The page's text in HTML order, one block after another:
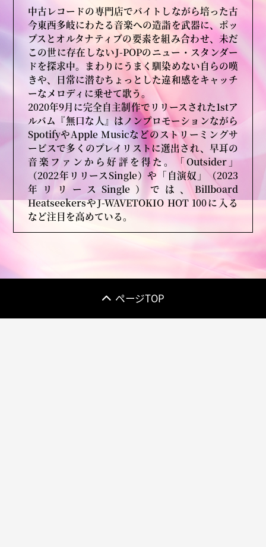
中古レコードの専門店でバイトしながら培った古
今東西多岐にわたる音楽への造詣を武器に、ポッ
プスとオルタナティブの要素を組み合わせ、未だ
この世に存在しないJ-POPのニュー・スタンダー
ドを探求中。まわりにうまく馴染めない自らの嘆
きや、日常に潜むちょっとした違和感をキャッチ
ーなメロディに乗せて歌う。
2020年9月に完全自主制作でリリースされた1stア
ルバム『無口な人』はノンプロモーションながら
SpotifyやApple Musicなどのストリーミングサ
ービスで多くのプレイリストに選出され、早耳の
音楽ファンから好評を得た。「Outsider」
（2022年リリースSingle）や「自演奴」（2023
年リリースSingle）では、Billboard
HeatseekersやJ-WAVETOKIO HOT 100に入る
など注目を高めている。
ページTOP